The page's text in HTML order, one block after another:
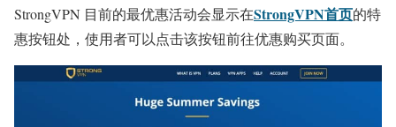
StrongVPN 目前的最优惠活动会显示在StrongVPN首页的特
惠按钮处，使用者可以点击该按钮前往优惠购买页面。